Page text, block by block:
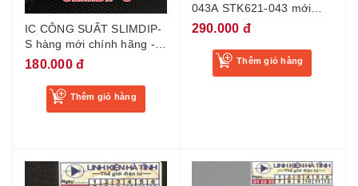
IC CÔNG SUẤT SLIMDIP-
S hàng mới chính hãng -
AB5
180.000 đ
Thêm giỏ hàng
043A STK621-043 mới
chính hãng
290.000 đ
Thêm giỏ hàng